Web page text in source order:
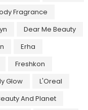
Fragrance
Dear Me Beauty
Erha
Freshkon
Glow
L'Oreal
And Planet